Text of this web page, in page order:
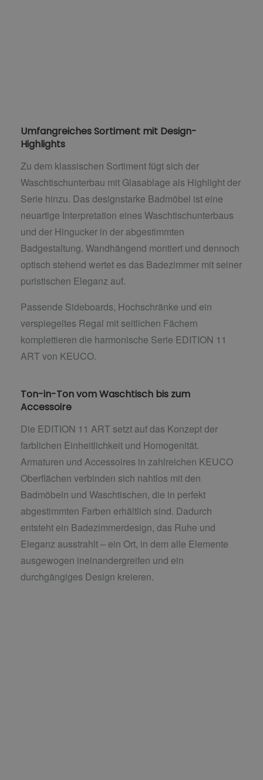
Umfangreiches Sortiment mit Design-
Highlights
Zu dem klassischen Sortiment fügt sich der
Waschtischunterbau mit Glasablage als Highlight der
Serie hinzu. Das designstarke Badmöbel ist eine
neuartige Interpretation eines Waschtischunterbaus
und der Hingucker in der abgestimmten
Badgestaltung. Wandhängend montiert und dennoch
optisch stehend wertet es das Badezimmer mit seiner
puristischen Eleganz auf.
Passende Sideboards, Hochschränke und ein
verspiegeltes Regal mit seitlichen Fächern
komplettieren die harmonische Serie EDITION 11
ART von KEUCO.
Ton-in-Ton vom Waschtisch bis zum
Accessoire
Die EDITION 11 ART setzt auf das Konzept der
farblichen Einheitlichkeit und Homogenität.
Armaturen und Accessoires in zahlreichen KEUCO
Oberflächen verbinden sich nahtlos mit den
Badmöbeln und Waschtischen, die in perfekt
abgestimmten Farben erhältlich sind. Dadurch
entsteht ein Badezimmerdesign, das Ruhe und
Eleganz ausstrahlt – ein Ort, in dem alle Elemente
ausgewogen ineinandergreifen und ein
durchgängiges Design kreieren.